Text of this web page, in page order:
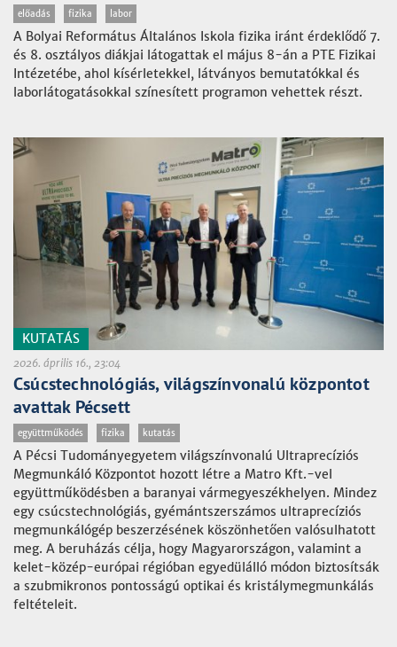
előadás fizika labor
A Bolyai Református Általános Iskola fizika iránt érdeklődő 7.
és 8. osztályos diákjai látogattak el május 8-án a PTE Fizikai
Intézetébe, ahol kísérletekkel, látványos bemutatókkal és
laborlátogatásokkal színesített programon vehettek részt.
KUTATÁS
2026. április 16., 23:04
Csúcstechnológiás, világszínvonalú központot
avattak Pécsett
együttműködés fizika kutatás
A Pécsi Tudományegyetem világszínvonalú Ultraprecíziós
Megmunkáló Központot hozott létre a Matro Kft.-vel
együttműködésben a baranyai vármegyeszékhelyen. Mindez
egy csúcstechnológiás, gyémántszerszámos ultraprecíziós
megmunkálógép beszerzésének köszönhetően valósulhatott
meg. A beruházás célja, hogy Magyarországon, valamint a
kelet-közép-európai régióban egyedülálló módon biztosítsák
a szubmikronos pontosságú optikai és kristálymegmunkálás
feltételeit.